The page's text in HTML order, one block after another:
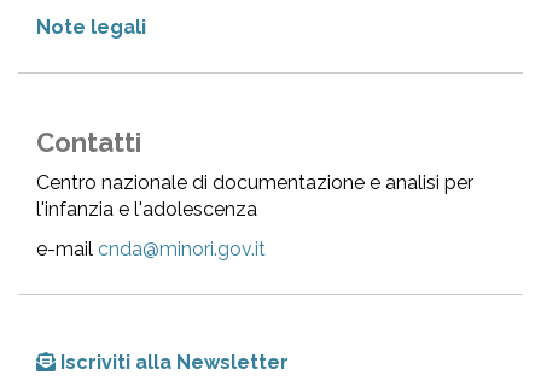
Note legali
Contatti
Centro nazionale di documentazione e analisi per
l'infanzia e l'adolescenza
e-mail cnda@minori.gov.it
Iscriviti alla Newsletter